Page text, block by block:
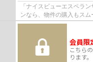
「ナイスビューエスペラ
ンなら、物件の購入もス
ります。不動産のことでお
会員限
こちら
ります。